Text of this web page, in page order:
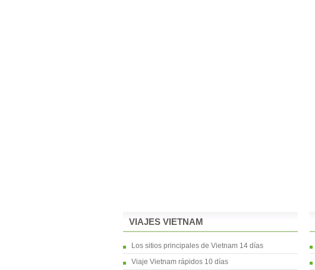
VIAJES VIETNAM
Los sitios principales de Vietnam 14 días
Viaje Vietnam rápidos 10 días